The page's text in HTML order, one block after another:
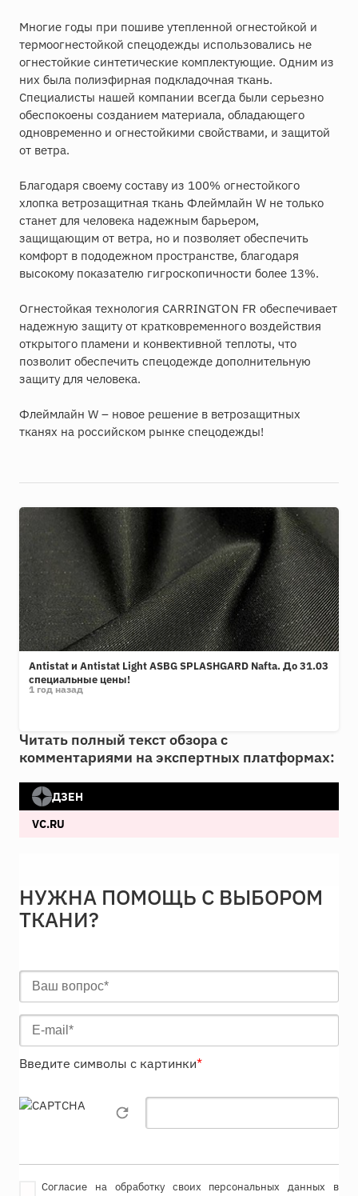
Многие годы при пошиве утепленной огнестойкой и
термоогнестойкой спецодежды использовались не
огнестойкие синтетические комплектующие. Одним из
них была полиэфирная подкладочная ткань.
Специалисты нашей компании всегда были серьезно
обеспокоены созданием материала, обладающего
одновременно и огнестойкими свойствами, и защитой
от ветра.
Благодаря своему составу из 100% огнестойкого
хлопка ветрозащитная ткань Флеймлайн W не только
станет для человека надежным барьером,
защищающим от ветра, но и позволяет обеспечить
комфорт в пододежном пространстве, благодаря
высокому показателю гигроскопичности более 13%.
Огнестойкая технология CARRINGTON FR обеспечивает
надежную защиту от кратковременного воздействия
открытого пламени и конвективной теплоты, что
позволит обеспечить спецодежде дополнительную
защиту для человека.
Флеймлайн W – новое решение в ветрозащитных
тканях на российском рынке спецодежды!
Antistat и Antistat Light ASBG SPLASHGARD Nafta. До 31.03
специальные цены!
1 год назад
Читать полный текст обзора с
комментариями на экспертных платформах:
ДЗЕН
VC.RU
НУЖНА ПОМОЩЬ С ВЫБОРОМ
ТКАНИ?
Введите символы с картинки*
Согласие на обработку своих персональных данных в